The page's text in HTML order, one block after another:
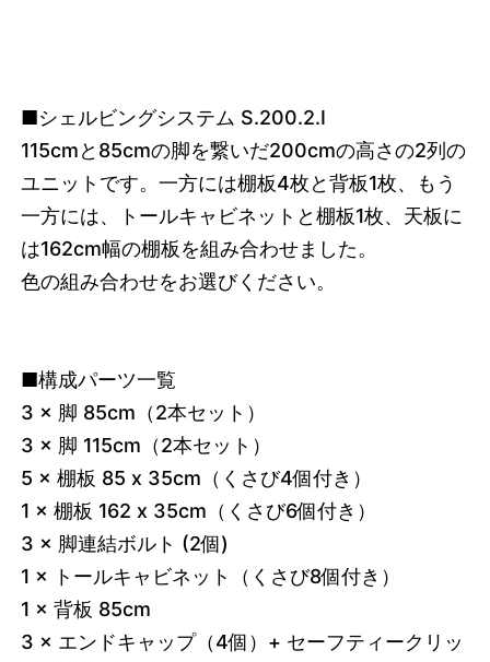
■シェルビングシステム S.200.2.I
115cmと85cmの脚を繋いだ200cmの高さの2列の
ユニットです。一方には棚板4枚と背板1枚、もう
一方には、トールキャビネットと棚板1枚、天板に
は162cm幅の棚板を組み合わせました。
色の組み合わせをお選びください。
■構成パーツ一覧
3 × 脚 85cm（2本セット）
3 × 脚 115cm（2本セット）
5 × 棚板 85 x 35cm（くさび4個付き）
1 × 棚板 162 x 35cm（くさび6個付き）
3 × 脚連結ボルト (2個)
1 × トールキャビネット（くさび8個付き）
1 × 背板 85cm
3 × エンドキャップ（4個）+ セーフティークリッ